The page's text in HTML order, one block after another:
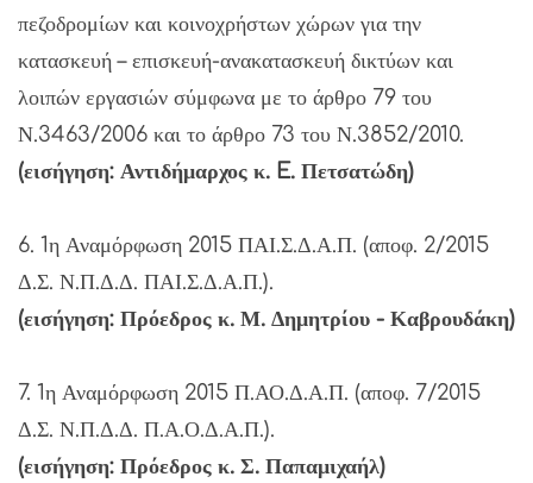
πεζοδρομίων και κοινοχρήστων χώρων για την
κατασκευή – επισκευή-ανακατασκευή δικτύων και
λοιπών εργασιών σύμφωνα με το άρθρο 79 του
Ν.3463/2006 και το άρθρο 73 του Ν.3852/2010.
(εισήγηση: Αντιδήμαρχος κ. E. Πετσατώδη)
6. 1η Αναμόρφωση 2015 ΠΑΙ.Σ.Δ.Α.Π. (αποφ. 2/2015
Δ.Σ. Ν.Π.Δ.Δ. ΠΑΙ.Σ.Δ.Α.Π.).
(εισήγηση: Πρόεδρος κ. Μ. Δημητρίου - Καβρουδάκη)
7. 1η Αναμόρφωση 2015 Π.ΑΟ.Δ.Α.Π. (αποφ. 7/2015
Δ.Σ. Ν.Π.Δ.Δ. Π.Α.Ο.Δ.Α.Π.).
(εισήγηση: Πρόεδρος κ. Σ. Παπαμιχαήλ)